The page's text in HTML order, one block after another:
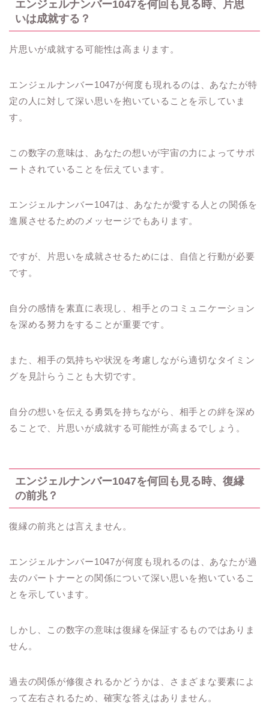
エンジェルナンバー1047を何回も見る時、片思
いは成就する？
片思いが成就する可能性は高まります。
エンジェルナンバー1047が何度も現れるのは、あなたが特
定の人に対して深い思いを抱いていることを示していま
す。
この数字の意味は、あなたの想いが宇宙の力によってサポ
ートされていることを伝えています。
エンジェルナンバー1047は、あなたが愛する人との関係を
進展させるためのメッセージでもあります。
ですが、片思いを成就させるためには、自信と行動が必要
です。
自分の感情を素直に表現し、相手とのコミュニケーション
を深める努力をすることが重要です。
また、相手の気持ちや状況を考慮しながら適切なタイミン
グを見計らうことも大切です。
自分の想いを伝える勇気を持ちながら、相手との絆を深め
ることで、片思いが成就する可能性が高まるでしょう。
エンジェルナンバー1047を何回も見る時、復縁
の前兆？
復縁の前兆とは言えません。
エンジェルナンバー1047が何度も現れるのは、あなたが過
去のパートナーとの関係について深い思いを抱いているこ
とを示しています。
しかし、この数字の意味は復縁を保証するものではありま
せん。
過去の関係が修復されるかどうかは、さまざまな要素によ
って左右されるため、確実な答えはありません。